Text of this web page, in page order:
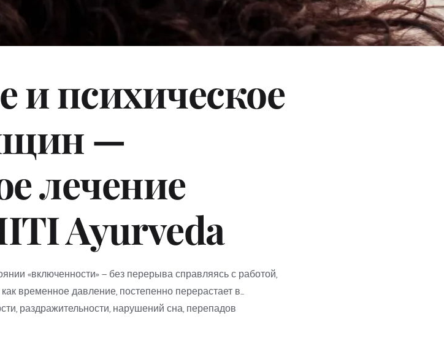
и психическое
—
лечение
Ayurveda
«включенности» — без перерыва справляясь с работой,
раздражительности, нарушений сна, перепадов